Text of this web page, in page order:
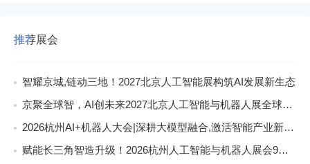
推荐展会
智耀京城,链动三地！2027北京人工智能展构筑AI发展新生态
京聚全球智，AI创未来2027北京人工智能与机器人展全球启动
2026杭州AI+机器人大会|深耕大模型融合,激活智能产业新动能
赋能长三角智造升级！2026杭州人工智能与机器人展会9月启幕